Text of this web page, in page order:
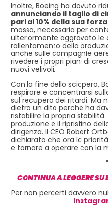
Inoltre, Boeing ha dovuto
annunciando il taglio di
pari al 10% della sua
mossa, necessaria per
ulteriormente aggravato le
rallentamento della
anche sulle compagnie
rivedere i propri piani di
nuovi velivoli.
Con la fine dello sciopero,
respirare e concentrarsi
sul recupero dei ritardi. Ma
dietro un dito perché ha
ristabilire la propria
produzione e il ripristino
dirigenza. Il CEO Robert
dichiarato che ora la
e tornare a operare con la
CONTINUA A LEGGERE
Per non perderti davvero